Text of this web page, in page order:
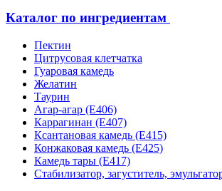
Каталог по ингредиентам
Пектин
Цитрусовая клетчатка
Гуаровая камедь
Желатин
Таурин
Агар-агар (Е406)
Каррагинан (Е407)
Ксантановая камедь (Е415)
Конжаковая камедь (Е425)
Камедь тары (Е417)
Стабилизатор, загуститель,